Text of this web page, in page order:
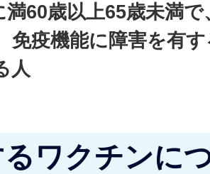
満60歳以上65歳未満
免疫機能に障害を有
人
ワクチンに